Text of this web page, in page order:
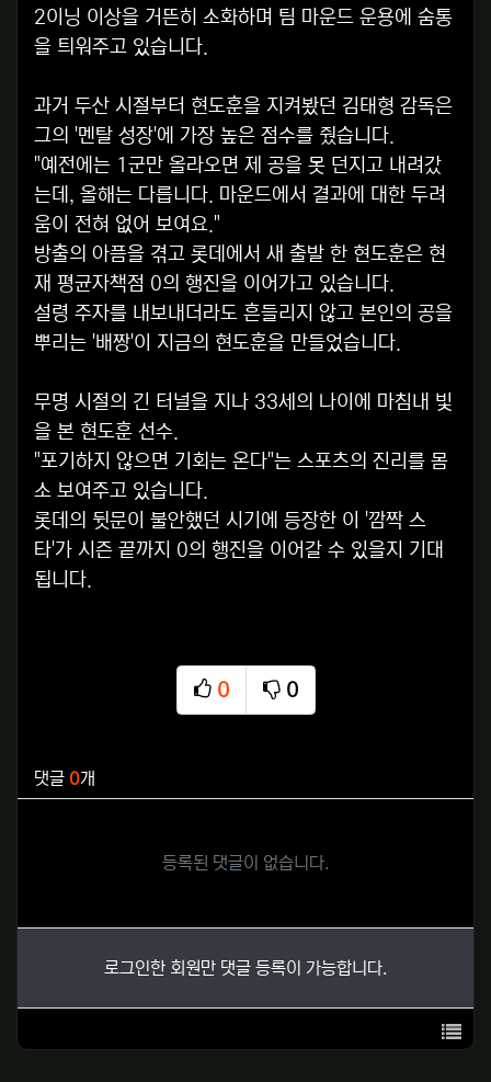
2이닝 이상을 거뜬히 소화하며 팀 마운드 운용에 숨통
을 틔워주고 있습니다.
과거 두산 시절부터 현도훈을 지켜봤던 김태형 감독은
그의 '멘탈 성장'에 가장 높은 점수를 줬습니다.
"예전에는 1군만 올라오면 제 공을 못 던지고 내려갔
는데, 올해는 다릅니다. 마운드에서 결과에 대한 두려
움이 전혀 없어 보여요."
방출의 아픔을 겪고 롯데에서 새 출발 한 현도훈은 현
재 평균자책점 0의 행진을 이어가고 있습니다.
설령 주자를 내보내더라도 흔들리지 않고 본인의 공을
뿌리는 '배짱'이 지금의 현도훈을 만들었습니다.
무명 시절의 긴 터널을 지나 33세의 나이에 마침내 빛
을 본 현도훈 선수.
"포기하지 않으면 기회는 온다"는 스포츠의 진리를 몸
소 보여주고 있습니다.
롯데의 뒷문이 불안했던 시기에 등장한 이 '깜짝 스
타'가 시즌 끝까지 0의 행진을 이어갈 수 있을지 기대
됩니다.
0
추천
0
비추천
댓글 0개
등록된 댓글이 없습니다.
로그인한 회원만 댓글 등록이 가능합니다.
목록